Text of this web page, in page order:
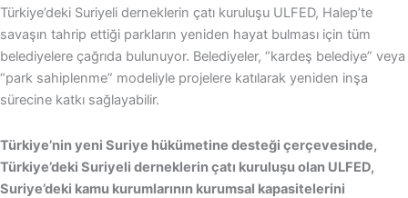
Türkiye’deki Suriyeli derneklerin çatı kuruluşu ULFED, Halep’te
savaşın tahrip ettiği parkların yeniden hayat bulması için tüm
belediyelere çağrıda bulunuyor. Belediyeler, “kardeş belediye” veya
“park sahiplenme” modeliyle projelere katılarak yeniden inşa
sürecine katkı sağlayabilir.
Türkiye’nin yeni Suriye hükümetine desteği çerçevesinde,
Türkiye’deki Suriyeli derneklerin çatı kuruluşu olan ULFED,
Suriye’deki kamu kurumlarının kurumsal kapasitelerini